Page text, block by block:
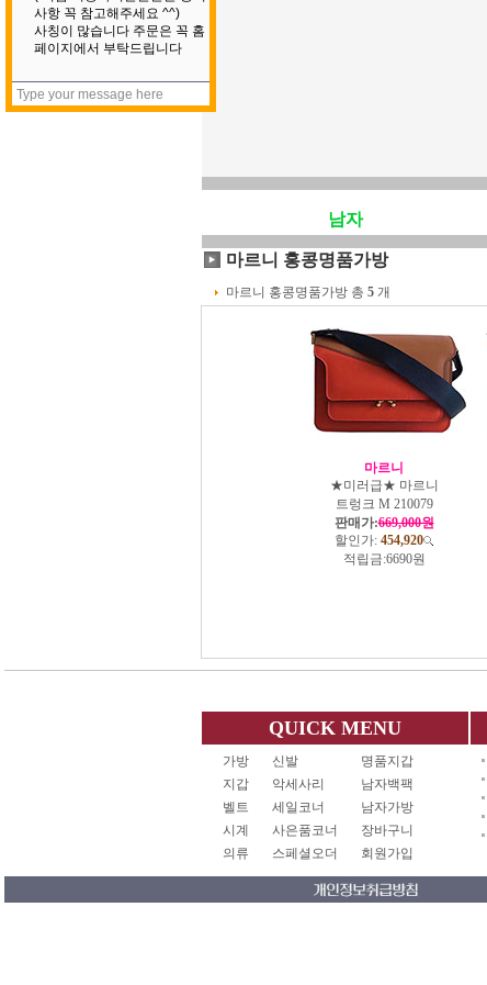
남자
마르니 홍콩명품가방
마르니 홍콩명품가방 총 5 개
마르니
★미러급★ 마르니
트렁크 M 210079
판매가:669,000원
할인가: 454,920
적립금:6690원
QUICK MENU
가방 신발
명품지갑
지갑
악세사리
남자백팩
벨트
세일코너
남자가방
시계
사은품코너
장바구니
의류
스페셜오더 회원가입